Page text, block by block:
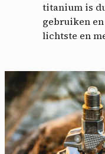
titanium is
gebruiken
lichtste en